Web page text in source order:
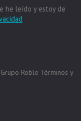
he leído y estoy de
Grupo Roble Términos y